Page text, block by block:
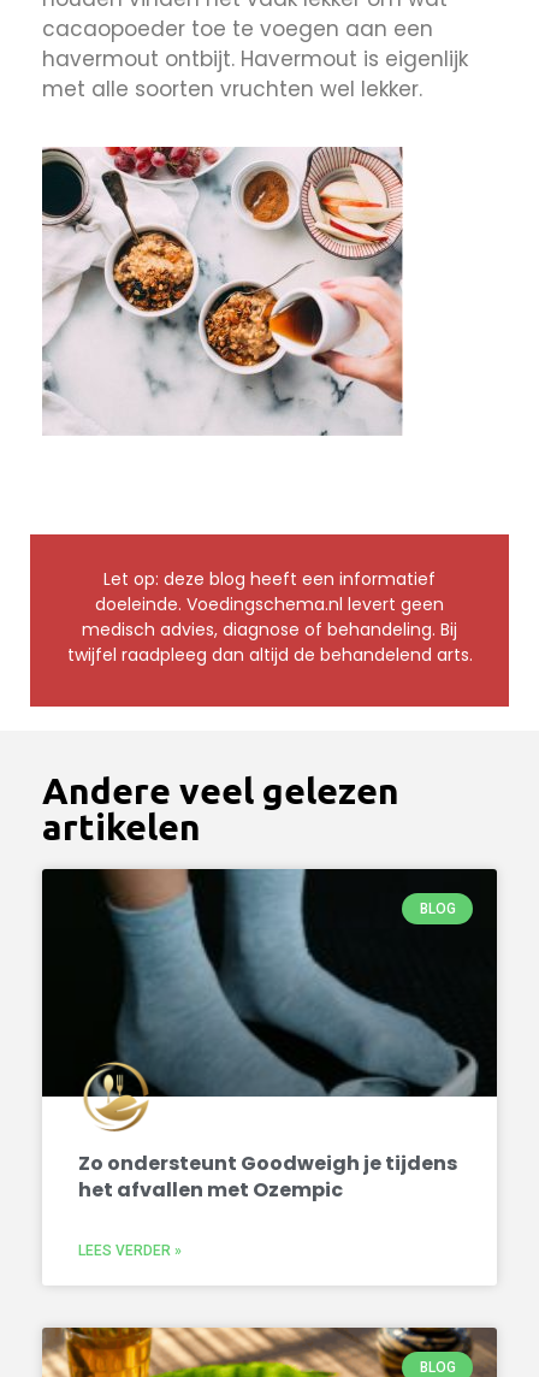
cacaopoeder toe te voegen aan een
havermout ontbijt. Havermout is eigenlijk
met alle soorten vruchten wel lekker.
Let op: deze blog heeft een informatief
doeleinde. Voedingschema.nl levert geen
medisch advies, diagnose of behandeling. Bij
twijfel raadpleeg dan altijd de behandelend arts.
Andere veel gelezen
artikelen
BLOG
Zo ondersteunt Goodweigh je tijdens
het afvallen met Ozempic
LEES VERDER »
BLOG